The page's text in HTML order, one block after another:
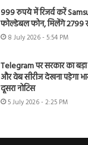
999 रुपये में रिजर्व करें
फोल्डेबल फोन, मिलेंगे
8 July 2026 - 5:54 PM
Telegram पर सरकार का
और वेब सीरीज देखना पड़ेगा
दूसरा नोटिस
5 July 2026 - 2:25 PM